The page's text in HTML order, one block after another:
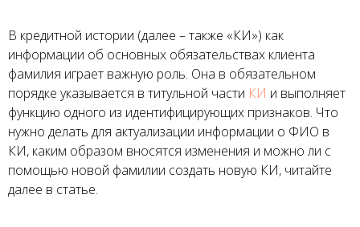
В кредитной истории (далее – также «КИ») как
информации об основных обязательствах клиента
фамилия играет важную роль. Она в обязательном
порядке указывается в титульной части КИ и выполняет
функцию одного из идентифицирующих признаков. Что
нужно делать для актуализации информации о ФИО в
КИ, каким образом вносятся изменения и можно ли с
помощью новой фамилии создать новую КИ, читайте
далее в статье.